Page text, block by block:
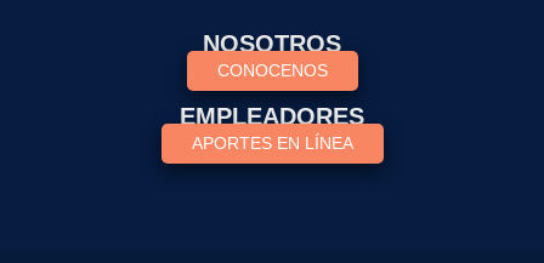
NOSOTROS
CONOCENOS
EMPLEADORES
APORTES EN LÍNEA